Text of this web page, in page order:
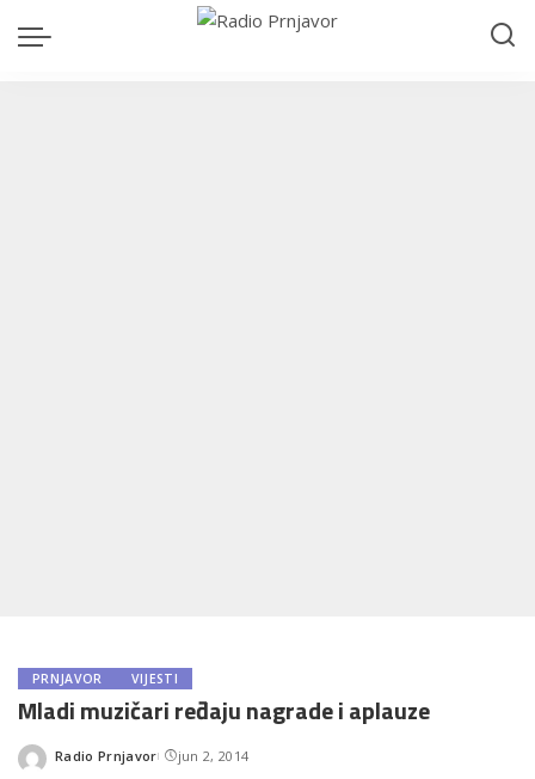
PRNJAVOR VIJESTI
Mladi muzičari ređaju nagrade i aplauze
Posted
Radio Prnjavor jun 2, 2014